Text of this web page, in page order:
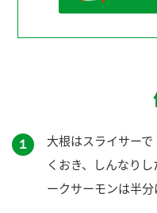
１ 大根はスライサーで
くおき、しんなり
ークサーモンは半分